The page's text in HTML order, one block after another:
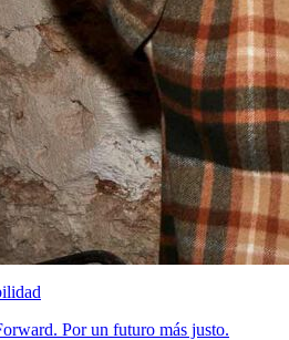
Por un futuro más justo.